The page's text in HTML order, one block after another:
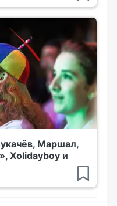
Маршал,
Xolidayboy и